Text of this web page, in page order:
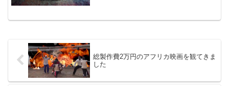
総製作費2万円のアフリカ映画を観てきま
した